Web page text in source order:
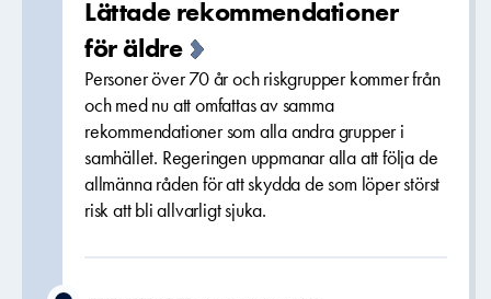
Lättade rekommendationer
för äldre
Personer över 70 år och riskgrupper kommer från
och med nu att omfattas av samma
rekommendationer som alla andra grupper i
samhället. Regeringen uppmanar alla att följa de
allmänna råden för att skydda de som löper störst
risk att bli allvarligt sjuka.